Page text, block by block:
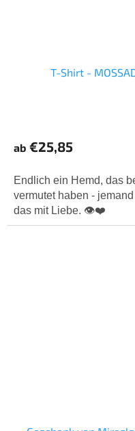
T-Shirt -
Produktbewertung
5,0
von
5
Sternen.
ab €25,85
Endlich ein Hemd, das
vermutet haben -
das mit Liebe. 👁️❤️